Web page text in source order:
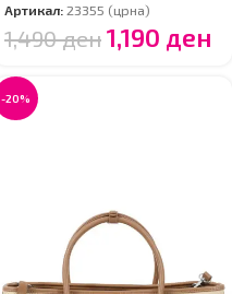
Артикал:23355 (црна)
1,490ден 1,190 ден
-20%